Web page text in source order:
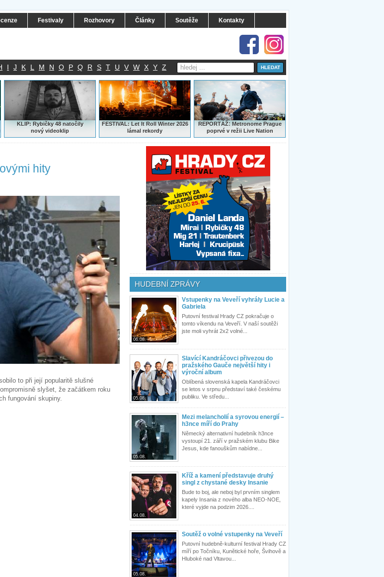
Festivaly Rozhovory Články Soutěže Kontakty
I J K L M N O P Q R S T U V W X Y Z
KLIP: Rybičky 48 natočily
nový videoklip
FESTIVAL: Let It Roll Winter 2026
lámal rekordy
REPORTÁŽ:Metronome Prague
poprvé v režii Live Nation
hity
to při její popularitě slušné
slyšet, že začátkem roku
fungování skupiny.
HUDEBNÍ ZPRÁVY
06.08.
Vstupenky na Veveří vyhrály Lucie a
Gabriela
Putovní festival Hrady CZ pokračuje o
tomto víkendu na Veveří. V naší soutěži
jste moli vyhrát 2x2 volné...
05.08.
Slavící Kandráčovci přivezou do
pražského Gauče největší hity i
výroční album
Oblíbená slovenská kapela Kandráčovci
se letos v srpnu představí také českému
publiku. Ve středu...
05.08.
Mezi melancholií a syrovou energií –
h3nce míří do Prahy
Německý alternativní hudebník h3nce
vystoupí 21. září v pražském klubu Bike
Jesus, kde fanouškům nabídne...
04.08.
Kříž a kamení představuje druhý
singl z chystané desky Insanie
Bude to boj, ale neboj byl prvním singlem
kapely Insania z nového alba NEO-NOE,
které vyjde na podzim 2026....
05.08.
Soutěž o volné vstupenky na Veveří
Putovní hudebně-kulturní festival Hrady CZ
míří po Točníku, Kunětické hoře, Švihově a
Hluboké nad Vltavou...